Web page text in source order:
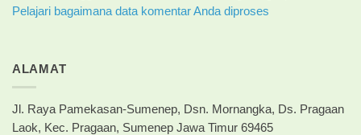
Pelajari bagaimana data komentar Anda diproses
ALAMAT
Jl. Raya Pamekasan-Sumenep, Dsn. Mornangka, Ds. Pragaan
Laok, Kec. Pragaan, Sumenep Jawa Timur 69465